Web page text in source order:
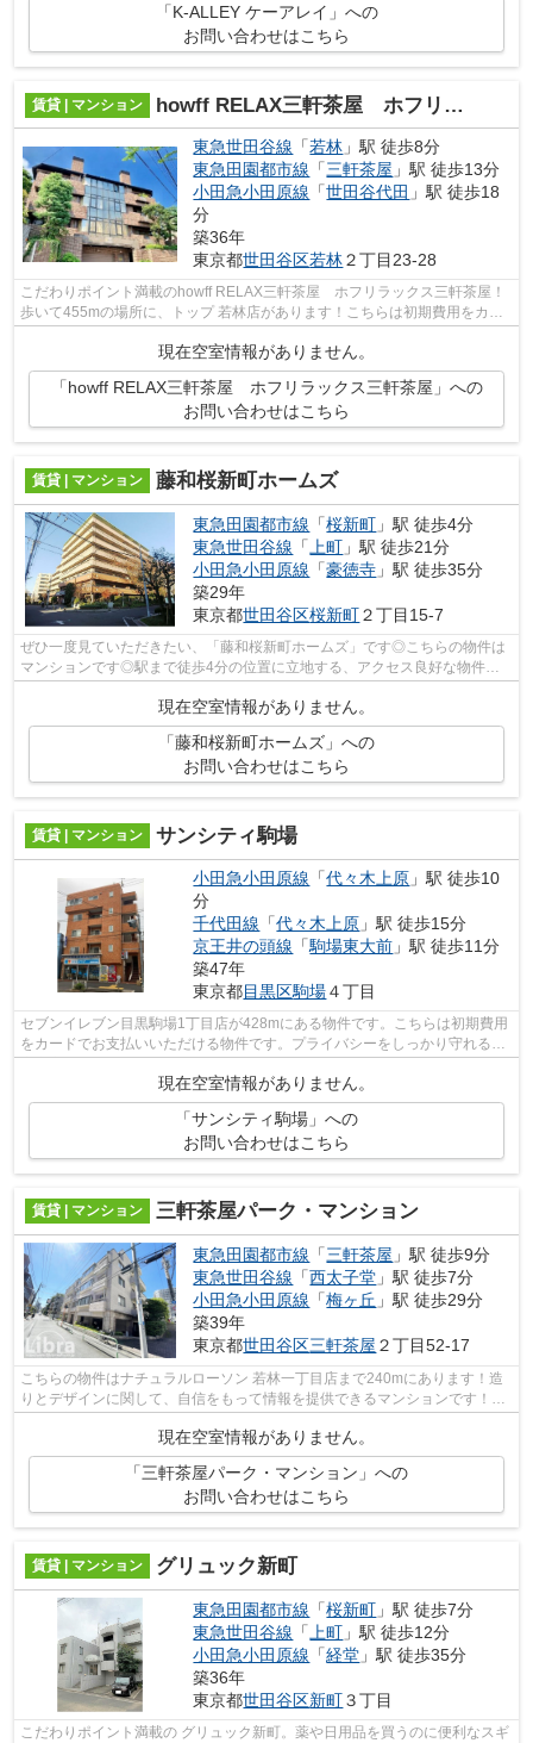
「K-ALLEY ケーアレイ」への
お問い合わせはこちら
賃貸 | マンション howff RELAX三軒茶屋 ホフリラックス三軒茶屋
東急世田谷線 「若林 」駅 徒歩8分
東急田園都市線 「三軒茶屋 」駅 徒歩13分
小田急小田原線 「世田谷代田 」駅 徒歩18
分
築36年
東京都世田谷区若林２丁目23-28
こだわりポイント満載のhowff RELAX三軒茶屋 ホフリラックス三軒茶屋！
歩いて455mの場所に、トップ 若林店があります！こちらは初期費用をカー
現在空室情報がありません。
「howff RELAX三軒茶屋 ホフリラックス三軒茶屋」への
お問い合わせはこちら
賃貸 | マンション 藤和桜新町ホームズ
東急田園都市線 「桜新町 」駅 徒歩4分
東急世田谷線 「 上町 」駅 徒歩21分
小田急小田原線 「豪徳寺 」駅 徒歩35分
築29年
東京都世田谷区桜新町２丁目15-7
ぜひ一度見ていただきたい、「藤和桜新町ホームズ」です◎こちらの物件は
マンションです◎駅まで徒歩4分の位置に立地する、アクセス良好な物件で
現在空室情報がありません。
「藤和桜新町ホームズ」への
お問い合わせはこちら
賃貸 | マンション サンシティ駒場
小田急小田原線 「代々木上原 」駅 徒歩10
分
千代田線 「代々木上原 」駅 徒歩15分
京王井の頭線 「駒場東大前 」駅 徒歩11分
築47年
東京都目黒区駒場４丁目
セブンイレブン目黒駒場1丁目店が428mにある物件です。こちらは初期費用
をカードでお支払いいただける物件です。プライバシーをしっかり守れる、
安心安全なマンションです。根強いニー...
現在空室情報がありません。
「サンシティ駒場」への
お問い合わせはこちら
賃貸 | マンション 三軒茶屋パーク・マンション
東急田園都市線 「三軒茶屋 」駅 徒歩9分
東急世田谷線 「西太子堂 」駅 徒歩7分
小田急小田原線 「梅ヶ丘 」駅 徒歩29分
築39年
東京都世田谷区三軒茶屋 ２丁目52-17
こちらの物件はナチュラルローソン 若林一丁目店まで240mにあります！造
りとデザインに関して、自信をもって情報を提供できるマンションです！こ
ちらは初期費用をカードでお支払いいた...
現在空室情報がありません。
「三軒茶屋パーク・マンション」への
お問い合わせはこちら
賃貸 | マンション グリュック新町
東急田園都市線 「桜新町 」駅 徒歩7分
東急世田谷線 「 上町 」駅 徒歩12分
小田急小田原線 「経堂 」駅 徒歩35分
築36年
東京都世田谷区新町３丁目
こだわりポイント満載の グリュック新町。薬や日用品を買うのに便利なスギ